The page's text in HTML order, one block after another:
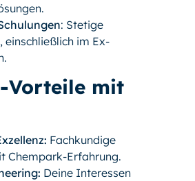
: Stetige
einschließlich im Ex-
Vorteile mit
Fachkundige
Chempark-Erfahrung.
Deine Interessen